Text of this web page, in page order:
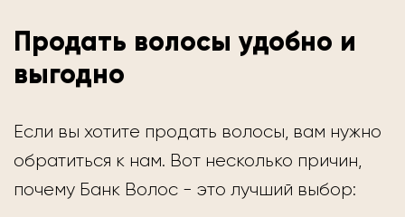
Продать волосы удобно и
выгодно
Если вы хотите продать волосы, вам нужно
обратиться к нам. Вот несколько причин,
почему Банк Волос - это лучший выбор: